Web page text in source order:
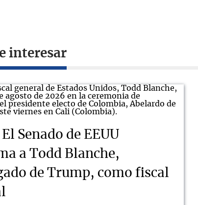
interesar
El Senado de EEUU
a Todd Blanche,
de Trump, como fiscal